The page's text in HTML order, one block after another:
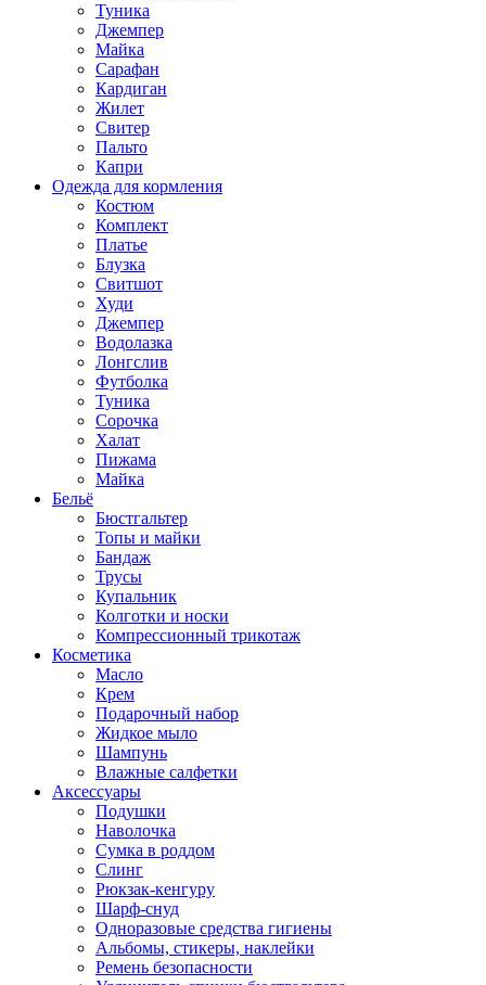
Туника
Джемпер
Майка
Сарафан
Кардиган
Жилет
Свитер
Пальто
Капри
Одежда для кормления
Костюм
Комплект
Платье
Блузка
Свитшот
Худи
Джемпер
Водолазка
Лонгслив
Футболка
Туника
Сорочка
Халат
Пижама
Майка
Бельё
Бюстгальтер
Топы и майки
Бандаж
Трусы
Купальник
Колготки и носки
Компрессионный трикотаж
Косметика
Масло
Крем
Подарочный набор
Жидкое мыло
Шампунь
Влажные салфетки
Аксессуары
Подушки
Наволочка
Сумка в роддом
Cлинг
Рюкзак-кенгуру
Шарф-снуд
Одноразовые средства гигиены
Альбомы, стикеры, наклейки
Ремень безопасности